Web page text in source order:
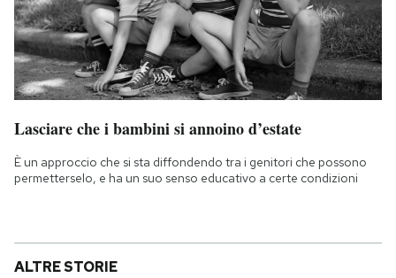
Lasciare che i bambini si annoino d’estate
È un approccio che si sta diffondendo tra i genitori che possono
permetterselo, e ha un suo senso educativo a certe condizioni
ALTRE STORIE